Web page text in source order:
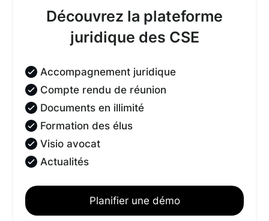
Découvrez la plateforme
juridique des CSE
Accompagnement juridique
Compte rendu de réunion
Documents en illimité
Formation des élus
Visio avocat
Actualités
Planifier une démo